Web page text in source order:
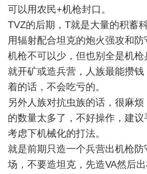
可以用农民+机枪封口。
TVZ的后期，T就是大量的积蓄
用辐射配合坦克的炮火强攻和防
机枪不可以少，但也别全是机
就开矿或造兵营，人族最能攒
着的话，不会吃亏的。
另外人族对抗虫族的话，很麻
的数量太多了，不好操作，建议
考虑下机械化的打法。
就是前期只造一个兵营出机枪防
场，不要造坦克，先造VA然后